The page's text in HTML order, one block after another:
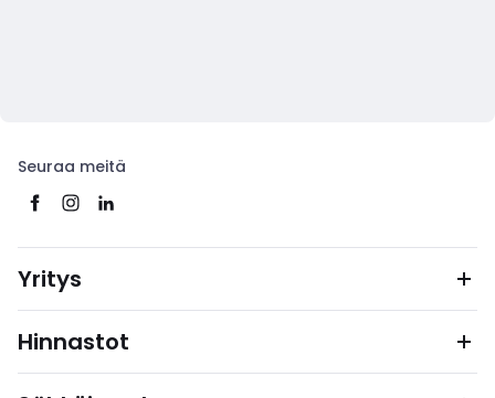
Seuraa meitä
Yritys
Hinnastot